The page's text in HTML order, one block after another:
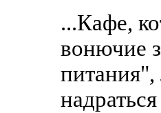
...Кафе,
вонючие